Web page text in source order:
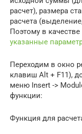
расчет), размера
расчета
Поэтому в качестве
указанные
Переходим в окно
клавиш Alt + F11),
меню Insert ->
функции:
Функция для